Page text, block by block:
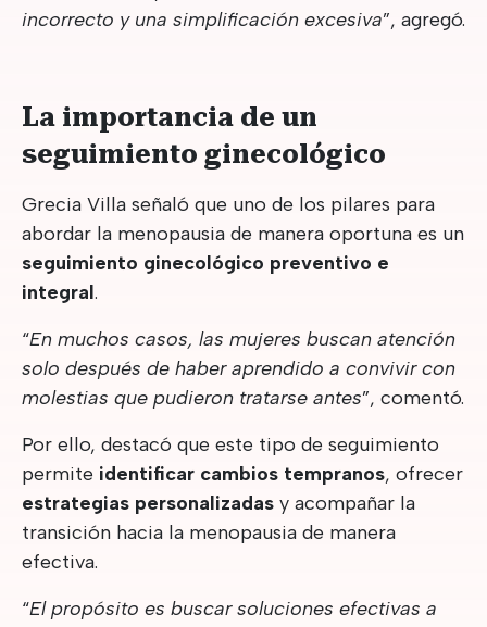
incorrecto y una simplificación excesiva”, agregó.
La importancia de un
seguimiento ginecológico
Grecia Villa señaló que uno de los pilares para
abordar la menopausia de manera oportuna es un
seguimiento ginecológico preventivo e
integral.
“En muchos casos, las mujeres buscan atención
solo después de haber aprendido a convivir con
molestias que pudieron tratarse antes”, comentó.
Por ello, destacó que este tipo de seguimiento
permite identificar cambios tempranos, ofrecer
estrategias personalizadas y acompañar la
transición hacia la menopausia de manera
efectiva.
“El propósito es buscar soluciones efectivas a